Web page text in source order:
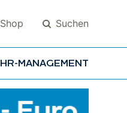
Shop Suchen
HR-MANAGEMENT